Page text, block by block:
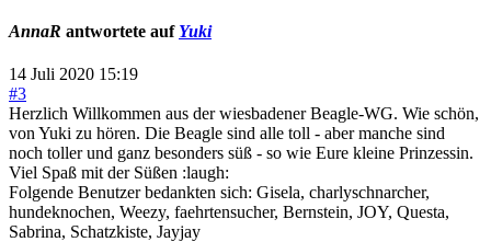
AnnaR antwortete auf Yuki
14 Juli 2020 15:19
#3
Herzlich Willkommen aus der wiesbadener Beagle-WG. Wie schön,
von Yuki zu hören. Die Beagle sind alle toll - aber manche sind
noch toller und ganz besonders süß - so wie Eure kleine Prinzessin.
Viel Spaß mit der Süßen :laugh:
Folgende Benutzer bedankten sich: Gisela, charlyschnarcher,
hundeknochen, Weezy, faehrtensucher, Bernstein, JOY, Questa,
Sabrina, Schatzkiste, Jayjay